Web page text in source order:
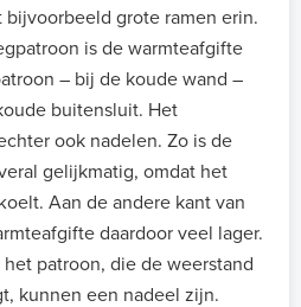
grote ramen erin.
is de warmteafgifte
– bij de koude wand –
buitensluit. Het
ook nadelen. Zo is de
gelijkmatig, omdat het
Aan de andere kant van
daardoor veel lager.
patroon, die de weerstand
kunnen een nadeel zijn.